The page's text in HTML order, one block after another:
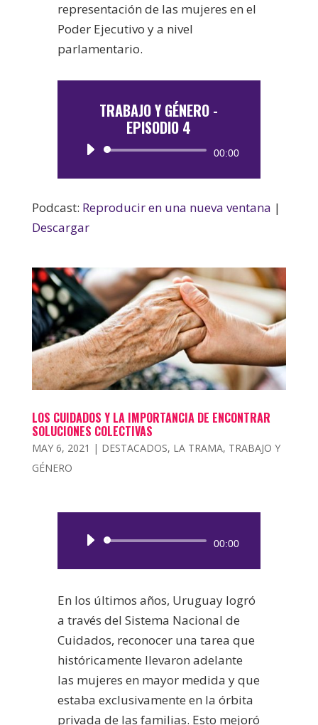
representación de las mujeres en el
Poder Ejecutivo y a nivel
parlamentario.
TRABAJO Y GÉNERO -
EPISODIO 4
Reproductor
00:00
Podcast: Reproducir en una nueva ventana |
Descargar
LOS CUIDADOS Y LA IMPORTANCIA DE ENCONTRAR
SOLUCIONES COLECTIVAS
MAY 6, 2021 | DESTACADOS, LA TRAMA, TRABAJO Y
GÉNERO
Reproductor
00:00
En los últimos años, Uruguay logró
a través del Sistema Nacional de
Cuidados, reconocer una tarea que
históricamente llevaron adelante
las mujeres en mayor medida y que
estaba exclusivamente en la órbita
privada de las familias. Esto mejoró